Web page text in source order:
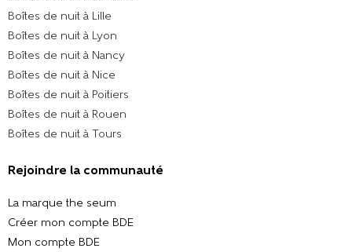
Boîtes de nuit à Lille
Boîtes de nuit à Lyon
Boîtes de nuit à Nancy
Boîtes de nuit à Nice
Boîtes de nuit à Poitiers
Boîtes de nuit à Rouen
Boîtes de nuit à Tours
Rejoindre la communauté
La marque the seum
Créer mon compte BDE
Mon compte BDE